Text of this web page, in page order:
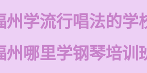
州学流行唱法的学
州哪里学钢琴培训